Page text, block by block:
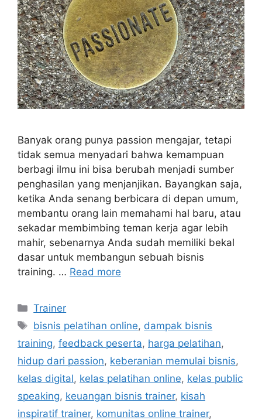
Banyak orang punya passion mengajar, tetapi
tidak semua menyadari bahwa kemampuan
berbagi ilmu ini bisa berubah menjadi sumber
penghasilan yang menjanjikan. Bayangkan saja,
ketika Anda senang berbicara di depan umum,
membantu orang lain memahami hal baru, atau
sekadar membimbing teman kerja agar lebih
mahir, sebenarnya Anda sudah memiliki bekal
dasar untuk membangun sebuah bisnis
training. … Read more
Trainer
bisnis pelatihan online, dampak bisnis
training, feedback peserta, harga pelatihan,
hidup dari passion, keberanian memulai bisnis,
kelas digital, kelas pelatihan online, kelas public
speaking, keuangan bisnis trainer, kisah
inspiratif trainer, komunitas online trainer,